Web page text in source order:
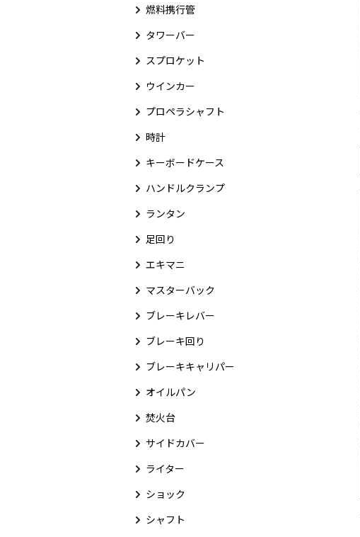
燃料携行管
タワーバー
スプロケット
ウインカー
プロペラシャフト
時計
キーボードケース
ハンドルクランプ
ランタン
足回り
エキマニ
マスターバック
ブレーキレバー
ブレーキ回り
ブレーキキャリパー
オイルパン
焚火台
サイドカバー
ライター
ショック
シャフト